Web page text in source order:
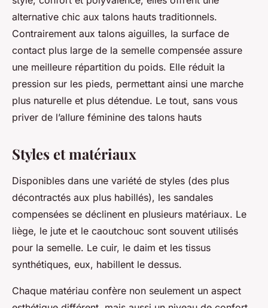
alternative chic aux talons hauts traditionnels.
Contrairement aux talons aiguilles, la surface de
contact plus large de la semelle compensée assure
une meilleure répartition du poids. Elle réduit la
pression sur les pieds, permettant ainsi une marche
plus naturelle et plus détendue. Le tout, sans vous
priver de l’allure féminine des talons hauts
Styles et matériaux
Disponibles dans une variété de styles (des plus
décontractés aux plus habillés), les sandales
compensées se déclinent en plusieurs matériaux. Le
liège, le jute et le caoutchouc sont souvent utilisés
pour la semelle. Le cuir, le daim et les tissus
synthétiques, eux, habillent le dessus.
Chaque matériau confère non seulement un aspect